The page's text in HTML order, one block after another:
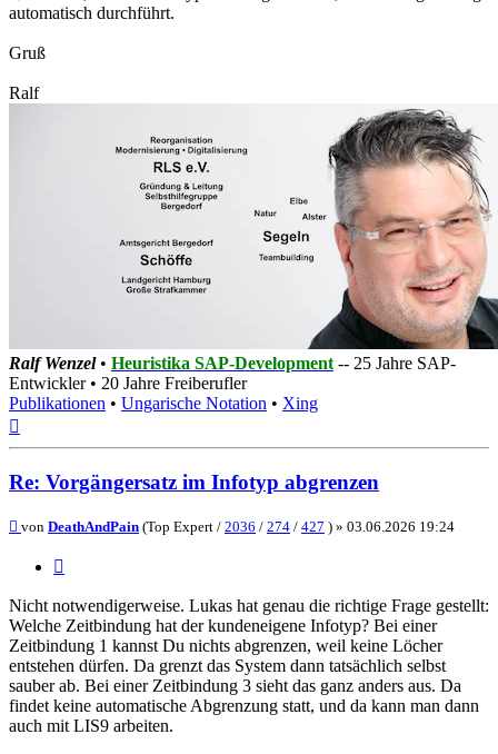
automatisch durchführt.
Gruß
Ralf
Ralf Wenzel• Heuristika SAP-Development -- 25 Jahre SAP-
Entwickler • 20 Jahre Freiberufler
Publikationen • Ungarische Notation • Xing
Re: Vorgängersatz im Infotyp abgrenzen
Beitrag
von DeathAndPain (Top Expert / 2036 / 274 / 427 ) » 03.06.2026 19:24
Nicht notwendigerweise. Lukas hat genau die richtige Frage gestellt:
Welche Zeitbindung hat der kundeneigene Infotyp? Bei einer
Zeitbindung 1 kannst Du nichts abgrenzen, weil keine Löcher
entstehen dürfen. Da grenzt das System dann tatsächlich selbst
sauber ab. Bei einer Zeitbindung 3 sieht das ganz anders aus. Da
findet keine automatische Abgrenzung statt, und da kann man dann
auch mit LIS9 arbeiten.